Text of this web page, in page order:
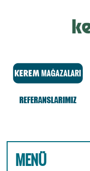
MENÜ